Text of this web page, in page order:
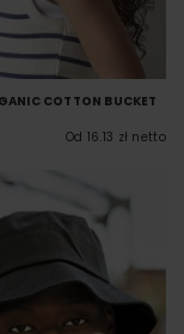
COTTON BUCKET
Od 16.13 zł netto